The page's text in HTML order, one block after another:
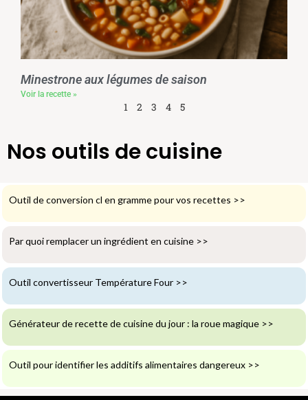
Minestrone aux légumes de saison
Voir la recette »
1 2 3 4 5
Nos outils de cuisine
Outil de conversion cl en gramme pour vos recettes >>
Par quoi remplacer un ingrédient en cuisine >>
Outil convertisseur Température Four >>
Générateur de recette de cuisine du jour : la roue magique >>
Outil pour identifier les additifs alimentaires dangereux >>